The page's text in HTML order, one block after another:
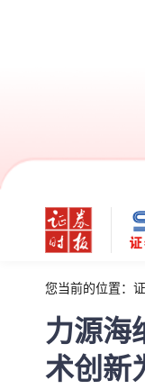
您当前的位置：
力源海
术创新